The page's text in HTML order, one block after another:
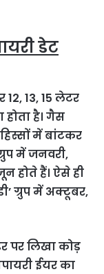
डेट
13, 15 लेटर
है। गैस
में बांटकर
में जनवरी,
होते हैं। ऐसे ही
ग्रुप में अक्टूबर,
पर लिखा कोड़
ईयर का